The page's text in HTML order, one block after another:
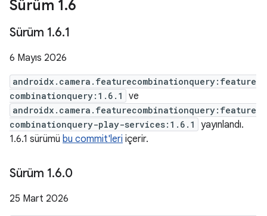
Sürüm 1.6
Sürüm 1.6.1
6 Mayıs 2026
androidx.camera.featurecombinationquery:feature
combinationquery:1.6.1
ve
androidx.camera.featurecombinationquery:feature
combinationquery-play-services:1.6.1
yayınlandı.
1.6.1 sürümü bu commit'leri içerir.
Sürüm 1.6.0
25 Mart 2026